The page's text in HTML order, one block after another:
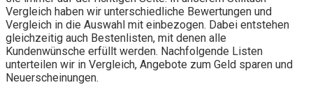
Vergleich haben wir unterschiedliche Bewertungen und
Vergleich in die Auswahl mit einbezogen. Dabei entstehen
gleichzeitig auch Bestenlisten, mit denen alle
Kundenwünsche erfüllt werden. Nachfolgende Listen
unterteilen wir in Vergleich, Angebote zum Geld sparen und
Neuerscheinungen.